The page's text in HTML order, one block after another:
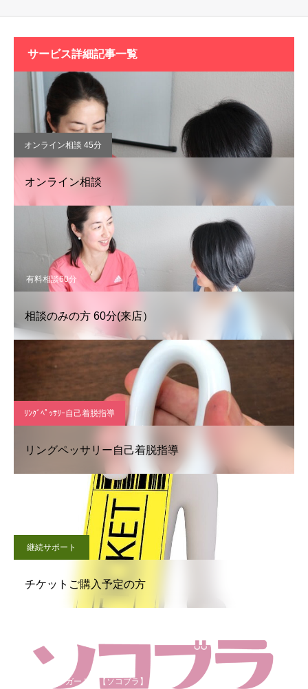
サービス詳細記事一覧
オンライン相談 45分
オンライン相談
有料相談60分
相談のみの方 60分(来店）
ﾘﾝｸﾞﾍﾟｯｻﾘｰ自己着脱指導
リングペッサリー自己着脱指導
継続サポート
チケットご購入予定の方
骨盤底ケアガードル【ソコブラ】